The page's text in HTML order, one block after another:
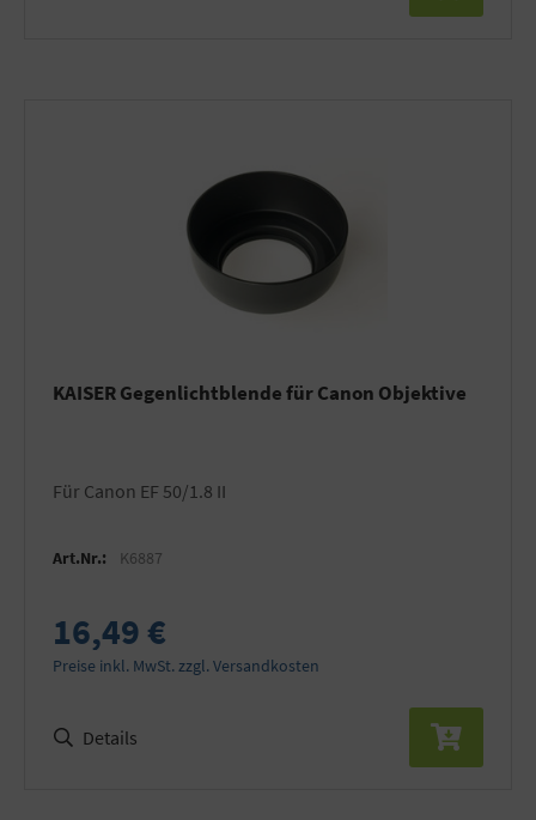
KAISER Gegenlichtblende für Canon Objektive
für Canon EF 50/1.8 II
Art.Nr.: K6887
16,49 €
Preise inkl. MwSt. zzgl. Versandkosten
Details